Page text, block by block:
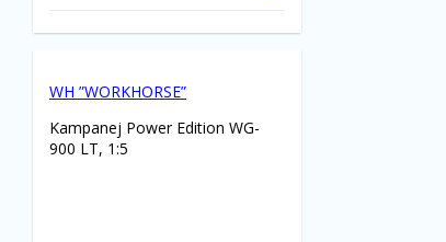
WH ”WORKHORSE”
Kampanej Power Edition WG-
900 LT, 1:5